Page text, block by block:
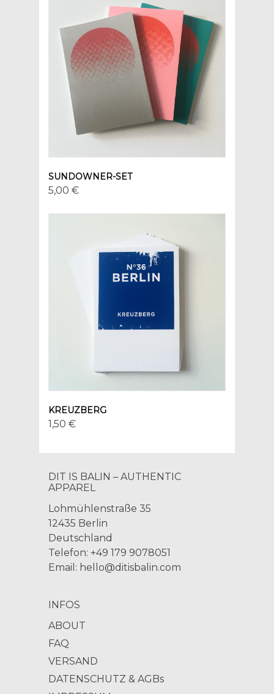
SUNDOWNER-SET
5,00 €
KREUZBERG
1,50 €
DIT IS BALIN – AUTHENTIC
APPAREL
Lohmühlenstraße 35
12435 Berlin
Deutschland
Telefon: +49 179 9078051
Email: hello@ditisbalin.com
INFOS
ABOUT
FAQ
VERSAND
DATENSCHUTZ & AGBs